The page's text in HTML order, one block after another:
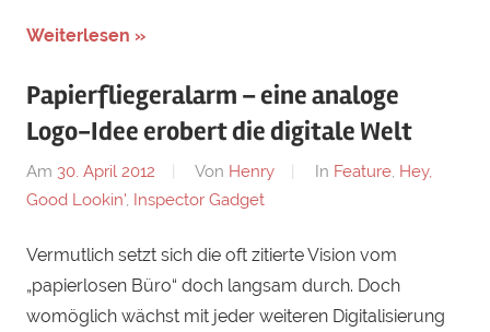
Weiterlesen »
Papierfliegeralarm – eine analoge
Logo-Idee erobert die digitale Welt
Am 30. April 2012 Von Henry In Feature, Hey,
Good Lookin', Inspector Gadget
Vermutlich setzt sich die oft zitierte Vision vom
„papierlosen Büro“ doch langsam durch. Doch
womöglich wächst mit jeder weiteren Digitalisierung